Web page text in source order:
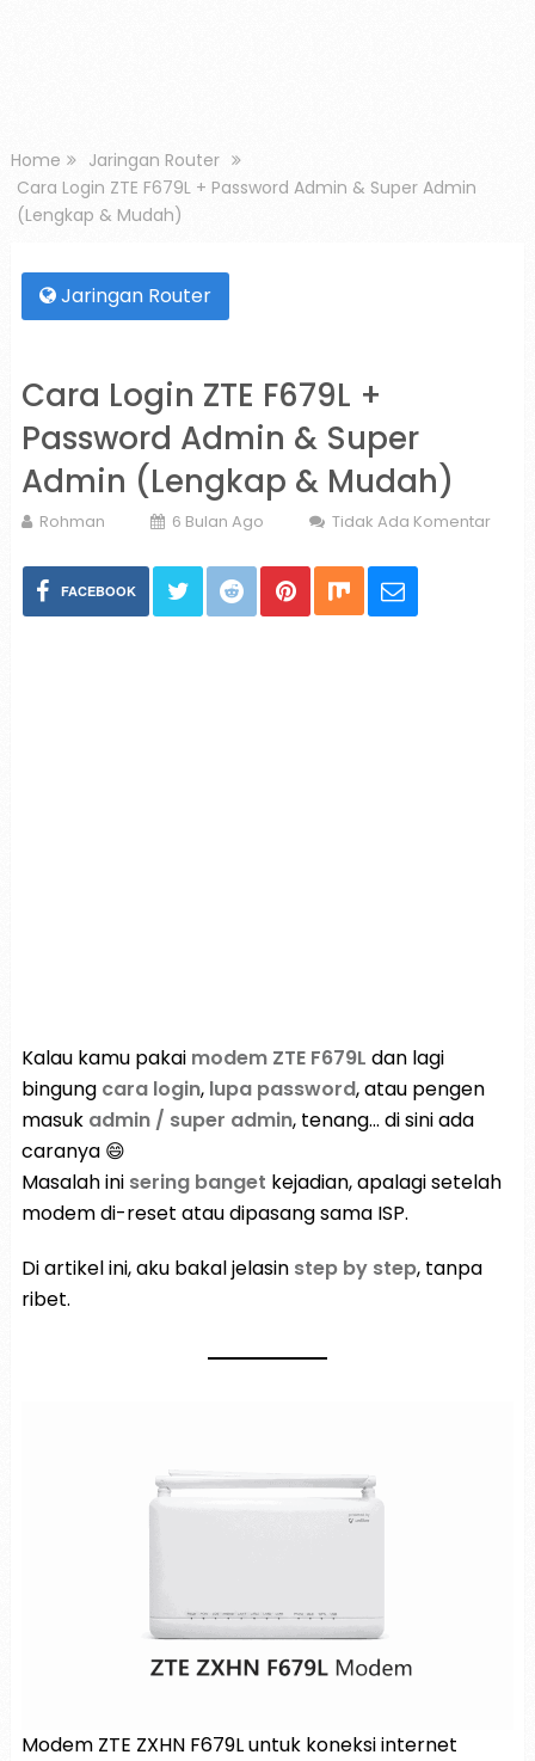
Home
Jaringan Router
Cara Login ZTE F679L + Password Admin & Super Admin
(Lengkap & Mudah)
Jaringan Router
Cara Login ZTE F679L +
Password Admin & Super
Admin (Lengkap & Mudah)
Rohman 6 Bulan Ago Tidak Ada Komentar
FACEBOOK
Kalau kamu pakai modem ZTE F679L dan lagi
bingung cara login, lupa password, atau pengen
masuk admin / super admin, tenang… di sini ada
caranya 😄
Masalah ini sering banget kejadian, apalagi setelah
modem di-reset atau dipasang sama ISP.
Di artikel ini, aku bakal jelasin step by step, tanpa
ribet.
Modem ZTE ZXHN F679L untuk koneksi internet